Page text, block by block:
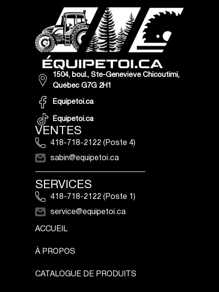
1504, boul., Ste-Geneviève Chicoutimi,
Québec G7G 2H1
Équipetoi.ca
Équipetoi.ca
VENTES
418-718-2122 (Poste 4)
sabin@equipetoi.ca
SERVICES
418-718-2122 (Poste 1)
service@equipetoi.ca
ACCUEIL
À PROPOS
CATALOGUE DE PRODUITS